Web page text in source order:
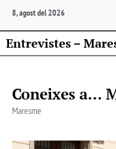
8, agost del 2026
Entrevistes –
Coneixes a…
Maresme